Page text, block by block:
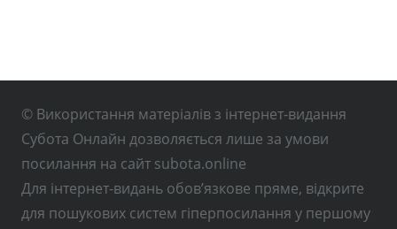
© Використання матеріалів з інтернет-видання
Субота Онлайн дозволяється лише за умови
посилання на сайт subota.online
Для інтернет-видань обов’язкове пряме, відкрите
для пошукових систем гіперпосилання у першому